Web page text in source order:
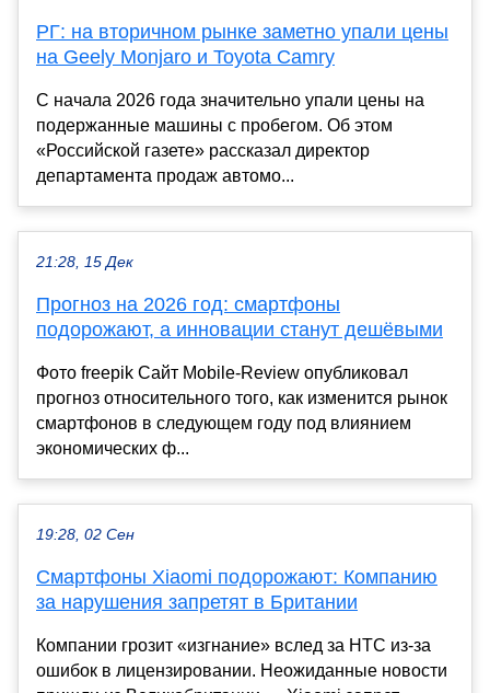
РГ: на вторичном рынке заметно упали цены
на Geely Monjaro и Toyota Camry
С начала 2026 года значительно упали цены на
подержанные машины с пробегом. Об этом
«Российской газете» рассказал директор
департамента продаж автомо...
21:28, 15 Дек
Прогноз на 2026 год: смартфоны
подорожают, а инновации станут дешёвыми
Фото freepik Сайт Mobile-Review опубликовал
прогноз относительного того, как изменится рынок
смартфонов в следующем году под влиянием
экономических ф...
19:28, 02 Сен
Смартфоны Xiaomi подорожают: Компанию
за нарушения запретят в Британии
Компании грозит «изгнание» вслед за HTC из-за
ошибок в лицензировании. Неожиданные новости